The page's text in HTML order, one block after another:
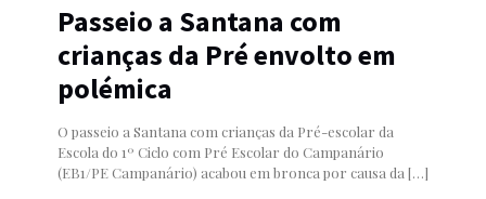
Passeio a Santana com
crianças da Pré envolto em
polémica
O passeio a Santana com crianças da Pré-escolar da
Escola do 1º Ciclo com Pré Escolar do Campanário
(EB1/PE Campanário) acabou em bronca por causa da […]